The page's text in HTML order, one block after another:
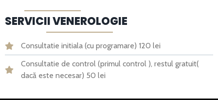
SERVICII VENEROLOGIE
Consultatie initiala (cu programare) 120 lei
Consultatie de control (primul control ), restul gratuit(
dacă este necesar) 50 lei